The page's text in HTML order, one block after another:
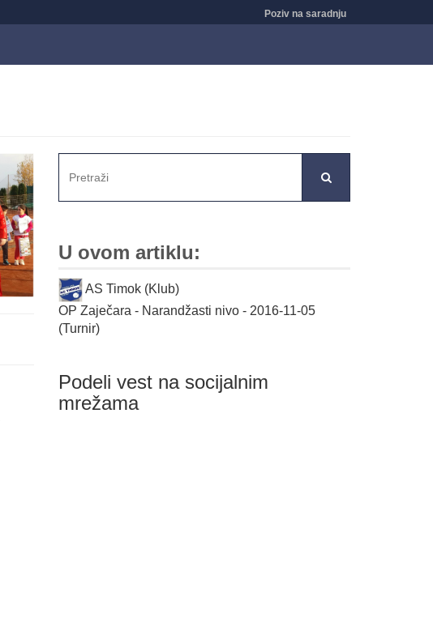
Poziv na saradnju
U ovom artiklu:
AS Timok (Klub)
OP Zaječara - Narandžasti nivo - 2016-11-05
(Turnir)
Podeli vest na socijalnim
mrežama